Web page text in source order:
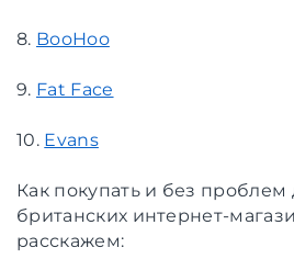
8. BooHoo
9. Fat Face
10. Evans
Как покупать и без проблем
британских интернет-
расскажем: